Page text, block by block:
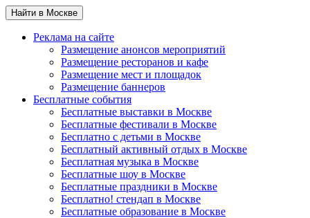
Найти в Москве
Реклама на сайте
Размещение анонсов мероприятий
Размещение ресторанов и кафе
Размещение мест и площадок
Размещение баннеров
Бесплатные события
Бесплатные выставки в Москве
Бесплатные фестивали в Москве
Бесплатно с детьми в Москве
Бесплатный активный отдых в Москве
Бесплатная музыка в Москве
Бесплатные шоу в Москве
Бесплатные праздники в Москве
Бесплатно! стендап в Москве
Бесплатные образование в Москве